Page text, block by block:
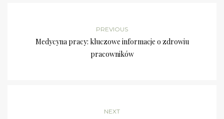
PREVIOUS
Medycyna pracy: kluczowe informacje o zdrowiu
pracowników
NEXT